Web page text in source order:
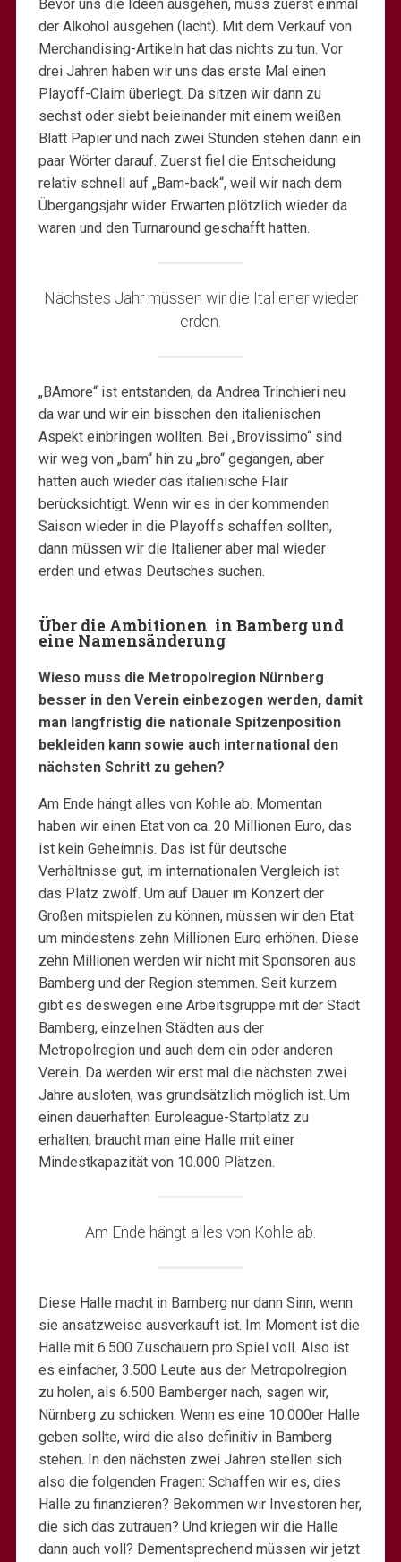
Bevor uns die Ideen ausgehen, muss zuerst einmal
der Alkohol ausgehen (lacht). Mit dem Verkauf von
Merchandising-Artikeln hat das nichts zu tun. Vor
drei Jahren haben wir uns das erste Mal einen
Playoff-Claim überlegt. Da sitzen wir dann zu
sechst oder siebt beieinander mit einem weißen
Blatt Papier und nach zwei Stunden stehen dann ein
paar Wörter darauf. Zuerst fiel die Entscheidung
relativ schnell auf „Bam-back“, weil wir nach dem
Übergangsjahr wider Erwarten plötzlich wieder da
waren und den Turnaround geschafft hatten.
Nächstes Jahr müssen wir die Italiener wieder
erden.
„BAmore“ ist entstanden, da Andrea Trinchieri neu
da war und wir ein bisschen den italienischen
Aspekt einbringen wollten. Bei „Brovissimo“ sind
wir weg von „bam“ hin zu „bro“ gegangen, aber
hatten auch wieder das italienische Flair
berücksichtigt. Wenn wir es in der kommenden
Saison wieder in die Playoffs schaffen sollten,
dann müssen wir die Italiener aber mal wieder
erden und etwas Deutsches suchen.
Über die Ambitionen in Bamberg und
eine Namensänderung
Wieso muss die Metropolregion Nürnberg
besser in den Verein einbezogen werden, damit
man langfristig die nationale Spitzenposition
bekleiden kann sowie auch international den
nächsten Schritt zu gehen?
Am Ende hängt alles von Kohle ab. Momentan
haben wir einen Etat von ca. 20 Millionen Euro, das
ist kein Geheimnis. Das ist für deutsche
Verhältnisse gut, im internationalen Vergleich ist
das Platz zwölf. Um auf Dauer im Konzert der
Großen mitspielen zu können, müssen wir den Etat
um mindestens zehn Millionen Euro erhöhen. Diese
zehn Millionen werden wir nicht mit Sponsoren aus
Bamberg und der Region stemmen. Seit kurzem
gibt es deswegen eine Arbeitsgruppe mit der Stadt
Bamberg, einzelnen Städten aus der
Metropolregion und auch dem ein oder anderen
Verein. Da werden wir erst mal die nächsten zwei
Jahre ausloten, was grundsätzlich möglich ist. Um
einen dauerhaften Euroleague-Startplatz zu
erhalten, braucht man eine Halle mit einer
Mindestkapazität von 10.000 Plätzen.
Am Ende hängt alles von Kohle ab.
Diese Halle macht in Bamberg nur dann Sinn, wenn
sie ansatzweise ausverkauft ist. Im Moment ist die
Halle mit 6.500 Zuschauern pro Spiel voll. Also ist
es einfacher, 3.500 Leute aus der Metropolregion
zu holen, als 6.500 Bamberger nach, sagen wir,
Nürnberg zu schicken. Wenn es eine 10.000er Halle
geben sollte, wird die also definitiv in Bamberg
stehen. In den nächsten zwei Jahren stellen sich
also die folgenden Fragen: Schaffen wir es, dies
Halle zu finanzieren? Bekommen wir Investoren her,
die sich das zutrauen? Und kriegen wir die Halle
dann auch voll? Dementsprechend müssen wir jetzt